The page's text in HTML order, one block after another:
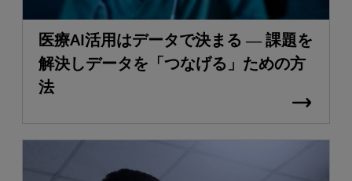
医療AI活用はデータで決まる ― 課題を
解決しデータを「つなげる」ための方
法